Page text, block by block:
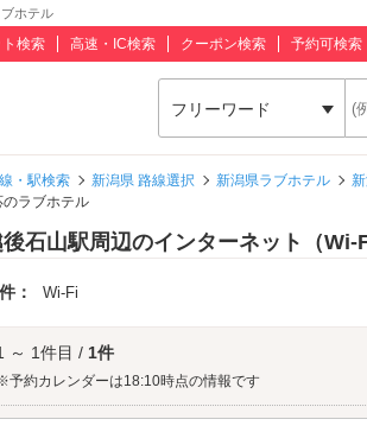
ホテル
検索 高速・IC検索 クーポン検索 予約可検索
フリーワード
・駅検索 新潟県 路線選択 新潟県ラブホテル
ラブホテル
後石山駅周辺のインターネット（
： Wi-Fi
～ 1件目 / 1件
予約カレンダーは18:10時点の情報です